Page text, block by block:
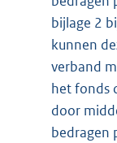
bijlage 2
kunnen
verband
het fonds
door
bedragen